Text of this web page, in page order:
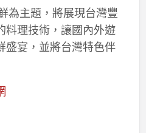
為主題，將展現台灣豐
料理技術，讓國內外遊
盛宴，並將台灣特色伴